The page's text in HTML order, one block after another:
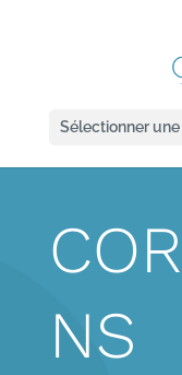
Sélectionner
NS